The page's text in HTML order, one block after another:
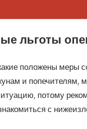
льготы
положены меры
и попечителям,
потому
с